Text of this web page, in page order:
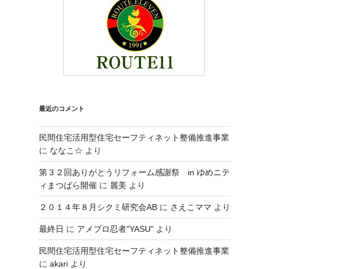
最近のコメント
民間住宅活用型住宅セーフティネット整備推進事業
に ななこ☆ より
第３２回ありがとうリフォーム感謝祭 in ゆめニテ
ィまつばら開催に 麗美 より
２０１４年８月シクミ研究会ABに さえこママ より
最終日 に アメブロ忍者"YASU"より
民間住宅活用型住宅セーフティネット整備推進事業
に akariより